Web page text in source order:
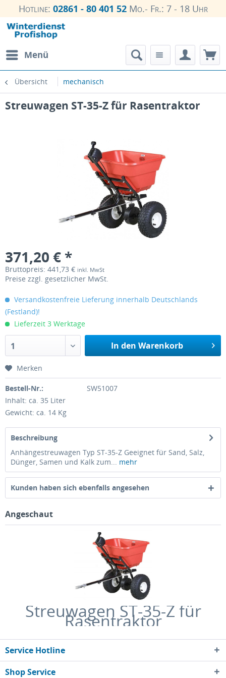
Hotline: 02861 - 80 401 52Mo.- Fr.: 7 - 18 Uhr
Menü
Übersicht mechanisch
Streuwagen ST-35-Z für Rasentraktor
371,20 € *
Bruttopreis: 441,73 € inkl. MwSt
Preise zzgl. gesetzlicher MwSt.
Versandkostenfreie Lieferung innerhalb Deutschlands
(Festland)!
Lieferzeit 3 Werktage
1 In den Warenkorb
Merken
Bestell-Nr.:
SW51007
Inhalt: ca. 35 Liter
Gewicht: ca. 14 Kg
Beschreibung
Anhängestreuwagen Typ ST-35-Z Geeignet für Sand, Salz,
Dünger, Samen und Kalk zum... mehr
Kunden haben sich ebenfalls angesehen
Angeschaut
Streuwagen ST-35-Z für
Rasentraktor
Service Hotline
Shop Service